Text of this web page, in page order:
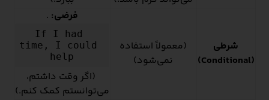
شرطی
(Conditional)
(معمولاً استفاده
نمی‌شود)
فرضی: .
If I had
time, I could
help
(اگر وقت داشتم،
می‌توانستم کمک کنم.)